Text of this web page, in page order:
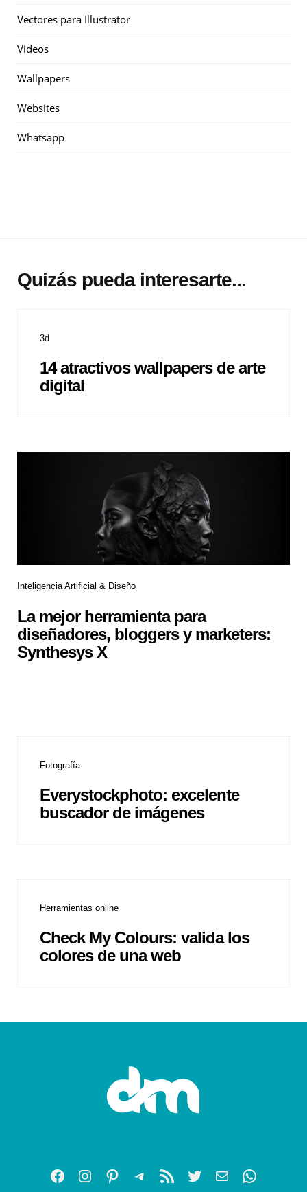
Vectores para Illustrator
Videos
Wallpapers
Websites
Whatsapp
Quizás pueda interesarte...
3d
14 atractivos wallpapers de arte
digital
Inteligencia Artificial & Diseño
La mejor herramienta para
diseñadores, bloggers y marketers:
Synthesys X
Fotografía
Everystockphoto: excelente
buscador de imágenes
Herramientas online
Check My Colours: valida los
colores de una web